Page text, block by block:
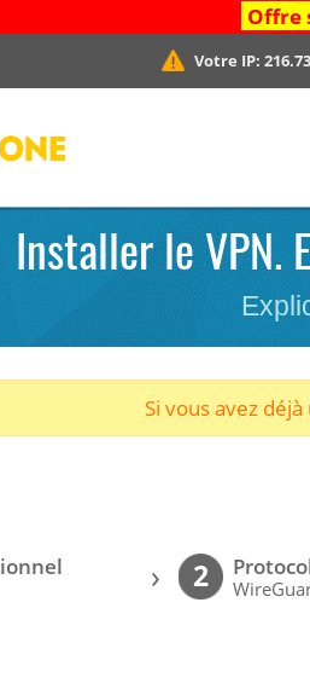
Offre
Votre IP:
Installer le VPN.
Si vous avez
› 2